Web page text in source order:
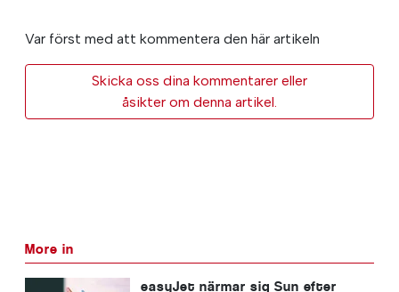
Var först med att kommentera den här artikeln
Skicka oss dina kommentarer eller
åsikter om denna artikel.
More in
easyJet närmar sig Sun efter